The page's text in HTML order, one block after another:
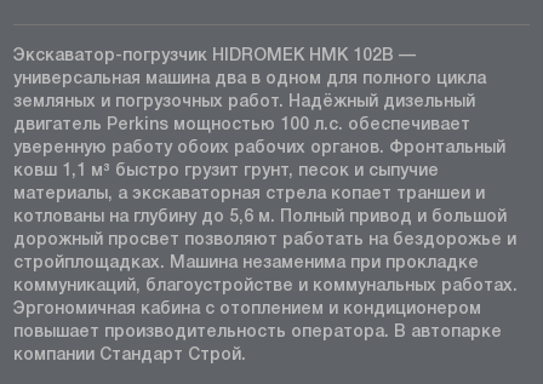
Экскаватор-погрузчик HIDROMEK HMK 102B —
универсальная машина два в одном для полного цикла
земляных и погрузочных работ. Надёжный дизельный
двигатель Perkins мощностью 100 л.с. обеспечивает
уверенную работу обоих рабочих органов. Фронтальный
ковш 1,1 м³ быстро грузит грунт, песок и сыпучие
материалы, а экскаваторная стрела копает траншеи и
котлованы на глубину до 5,6 м. Полный привод и большой
дорожный просвет позволяют работать на бездорожье и
стройплощадках. Машина незаменима при прокладке
коммуникаций, благоустройстве и коммунальных работах.
Эргономичная кабина с отоплением и кондиционером
повышает производительность оператора. В автопарке
компании Стандарт Строй.